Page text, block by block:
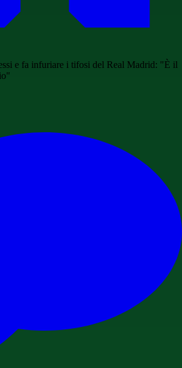
e fa infuriare i tifosi del Real Madrid: "È il